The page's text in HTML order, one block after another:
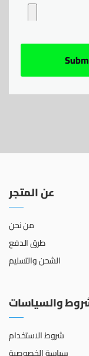
عن المتجر
من نحن
طرق الدفع
الشحن والتسليم
والسياسات
شروط الاستخدام